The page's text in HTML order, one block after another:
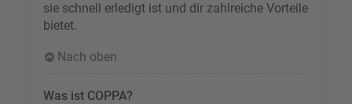
sie schnell erledigt ist und dir zahlreiche Vorteile
bietet.
Nach oben
Was ist COPPA?